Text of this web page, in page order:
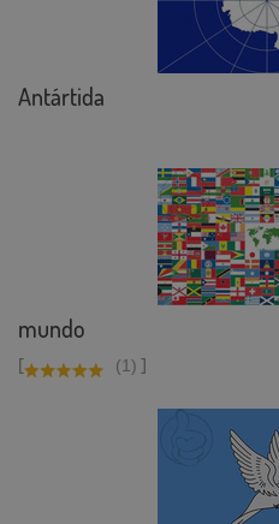
Antártida
mundo
[ (1) ]